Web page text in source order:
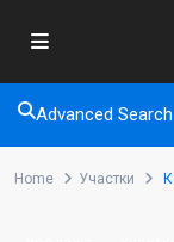
Advanced Search
Home Участки